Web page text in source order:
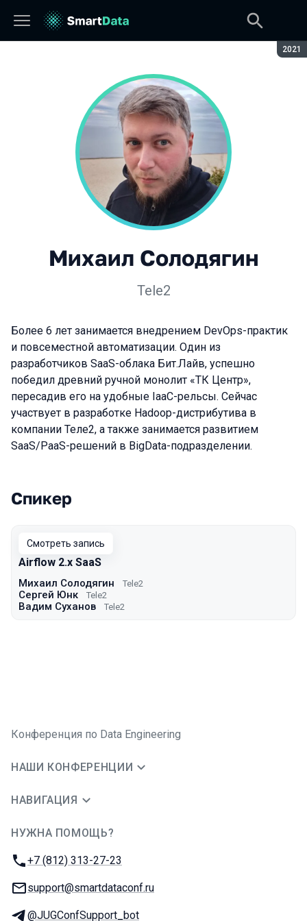
2021
Михаил Солодягин
Tele2
Более 6 лет занимается внедрением DevOps-практик
и повсеместной автоматизации. Один из
разработчиков SaaS-облака Бит.Лайв, успешно
победил древний ручной монолит «ТК Центр»,
пересадив его на удобные IaaC-рельсы. Сейчас
участвует в разработке Hadoop-дистрибутива в
компании Теле2, а также занимается развитием
SaaS/PaaS-решений в BigData-подразделении.
Выступления в сезоне 2021
Спикер
Смотреть запись
Airflow 2.х SaaS
Михаил Солодягин Tele2
Сергей Юнк Tele2
Вадим Суханов Tele2
Конференция по Data Engineering
НАШИ КОНФЕРЕНЦИИ
НАВИГАЦИЯ
НУЖНА ПОМОЩЬ?
Телефон:
+7 (812) 313-27-23
E-mail:
support@smartdataconf.ru
Телеграм:
@JUGConfSupport_bot